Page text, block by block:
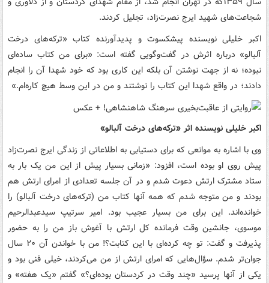
شجاعت‌های شهید ایرج نصرت‌زاد، تجلیل کردند.
اکبر خلیلی نویسنده پیشکسوت و پدیدآورنده کتاب «ترکه‌های درخت
آلبالو» درباره اثرش در گفت‌وگویی گفته است: «برای من کتاب ساده‌ای
نبوده؛ نه از جهت نوشتن آن بلکه این کاری بود که خود شهدا آن را انجام
دادند؛ در واقع شهدا این کتاب را نوشتند و من در این وسط هیچ کاره‌ام.»
اکبر خلیلی نویسنده اثر «ترکه‌های درخت آلبالو»
وی با اشاره به موانعی که برای دستیابی به اطلاعاتی از زندگی ایرج نصرت‌زاد
پیش روی او بوده است، افزود: «زمانی بسیار پیش از این من یک بار به
ستاد مشترک ارتش دعوت شدم و در آن جلسه تعدادی از امرای ارتش هم
بودند و من متوجه شدم که همه آنها کتاب من (ترکه‌های درخت آلبالو) را
خوانده‌اند. این برای من بسیار عجیب بود. امیر سرتیپ سیدعبدالرحیم
موسوی، جانشین وقت فرمانده کل ارتش با آغوش باز من را به حضور
پذیرفت و گفت: تو چه کرده‌ای با این کتابت؟! من با خواندن آن ۲۰ سال
جوان‌تر شدم. سؤال‌هایی که امرای ارتش از من می‌کردند، خیلی فنی بود و
یکی از آنها پرسید «چند وقت در کردستان بوده‌ای؟» گفتم «یک هفته» و